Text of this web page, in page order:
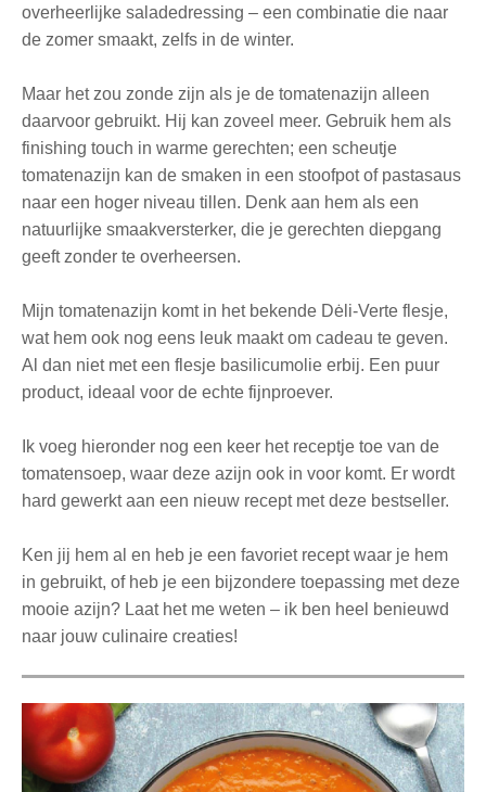
overheerlijke saladedressing – een combinatie die naar
de zomer smaakt, zelfs in de winter.
Maar het zou zonde zijn als je de tomatenazijn alleen
daarvoor gebruikt. Hij kan zoveel meer. Gebruik hem als
finishing touch in warme gerechten; een scheutje
tomatenazijn kan de smaken in een stoofpot of pastasaus
naar een hoger niveau tillen. Denk aan hem als een
natuurlijke smaakversterker, die je gerechten diepgang
geeft zonder te overheersen.
Mijn tomatenazijn komt in het bekende Dėli-Verte flesje,
wat hem ook nog eens leuk maakt om cadeau te geven.
Al dan niet met een flesje basilicumolie erbij. Een puur
product, ideaal voor de echte fijnproever.
Ik voeg hieronder nog een keer het receptje toe van de
tomatensoep, waar deze azijn ook in voor komt. Er wordt
hard gewerkt aan een nieuw recept met deze bestseller.
Ken jij hem al en heb je een favoriet recept waar je hem
in gebruikt, of heb je een bijzondere toepassing met deze
mooie azijn? Laat het me weten – ik ben heel benieuwd
naar jouw culinaire creaties!